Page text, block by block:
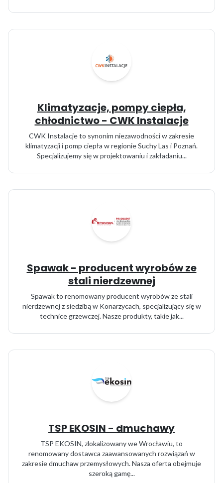
Klimatyzacje, pompy ciepła,
chłodnictwo - CWK Instalacje
CWK Instalacje to synonim niezawodności w zakresie
klimatyzacji i pomp ciepła w regionie Suchy Las i Poznań.
Specjalizujemy się w projektowaniu i zakładaniu...
Spawak - producent wyrobów ze
stali nierdzewnej
Spawak to renomowany producent wyrobów ze stali
nierdzewnej z siedzibą w Konarzycach, specjalizujący się w
technice grzewczej. Nasze produkty, takie jak...
TSP EKOSIN - dmuchawy
TSP EKOSIN, zlokalizowany we Wrocławiu, to
renomowany dostawca zaawansowanych rozwiązań w
zakresie dmuchaw przemysłowych. Nasza oferta obejmuje
szeroką gamę...